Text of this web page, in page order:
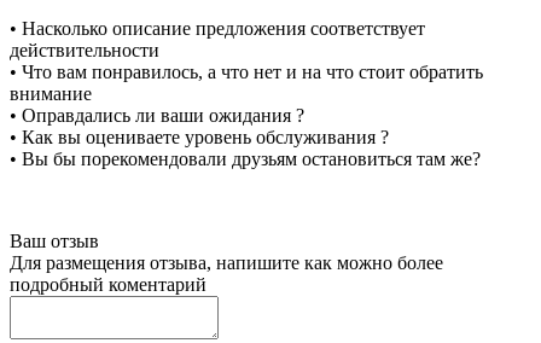
• Насколько описание предложения соответствует
действительности
• Что вам понравилось, а что нет и на что стоит обратить
внимание
• Оправдались ли ваши ожидания ?
• Как вы оцениваете уровень обслуживания ?
• Вы бы порекомендовали друзьям остановиться там же?
Ваш отзыв
Для размещения отзыва, напишите как можно более
подробный коментарий